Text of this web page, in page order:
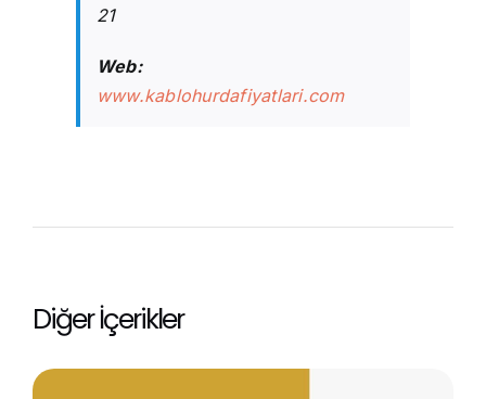
21
Web:
www.kablohurdafiyatlari.com
Diğer İçerikler